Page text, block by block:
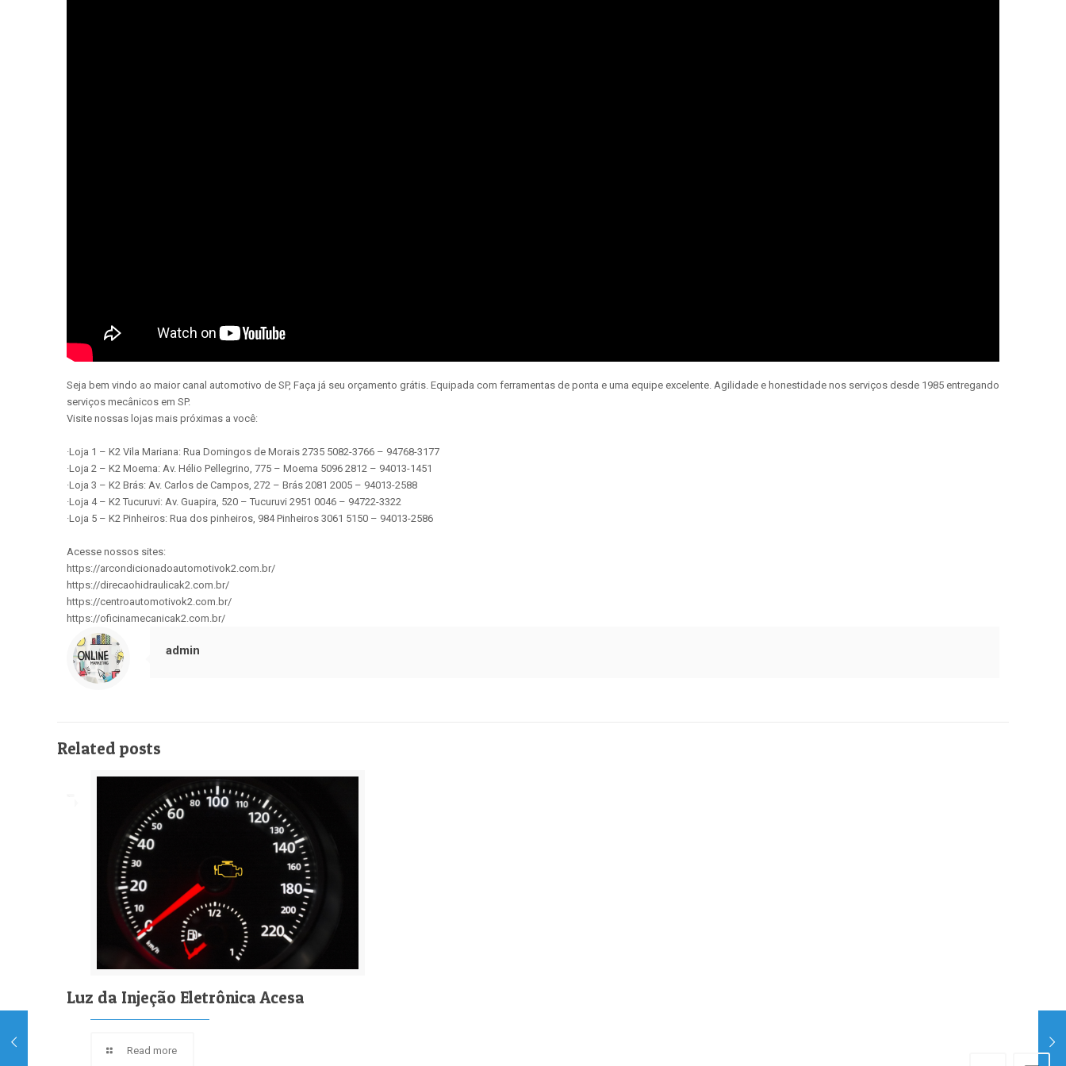
Seja bem vindo ao maior canal automotivo de SP, Faça já seu orçamento grátis. Equipada com ferramentas de ponta e uma equipe excelente. Agilidade e honestidade nos serviços desde 1985 entregando
serviços mecânicos em SP.
Visite nossas lojas mais próximas a você:
·Loja 1 – K2 Vila Mariana: Rua Domingos de Morais 2735 5082-3766 – 94768-3177
·Loja 2 – K2 Moema: Av. Hélio Pellegrino, 775 – Moema 5096 2812 – 94013-1451
·Loja 3 – K2 Brás: Av. Carlos de Campos, 272 – Brás 2081 2005 – 94013-2588
·Loja 4 – K2 Tucuruvi: Av. Guapira, 520 – Tucuruvi 2951 0046 – 94722-3322
·Loja 5 – K2 Pinheiros: Rua dos pinheiros, 984 Pinheiros 3061 5150 – 94013-2586
Acesse nossos sites:
https://arcondicionadoautomotivok2.com.br/
https://direcaohidraulicak2.com.br/
https://centroautomotivok2.com.br/
https://oficinamecanicak2.com.br/
admin
Related posts
Luz da Injeção Eletrônica Acesa
Read more